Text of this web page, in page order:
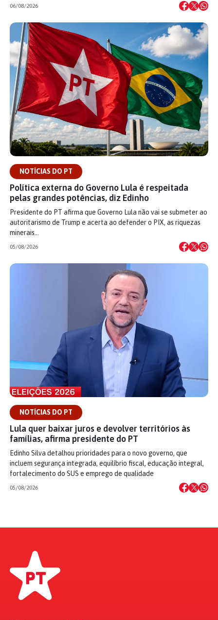
06/08/2026
NOTÍCIAS DO PT
Política externa do Governo Lula é respeitada
pelas grandes potências, diz Edinho
Presidente do PT afirma que Governo Lula não vai se submeter ao
autoritarismo de Trump e acerta ao defender o PIX, as riquezas
minerais…
05/08/2026
NOTÍCIAS DO PT
Lula quer baixar juros e devolver territórios às
famílias, afirma presidente do PT
Edinho Silva detalhou prioridades para o novo governo, que
incluem segurança integrada, equilíbrio fiscal, educação integral,
fortalecimento do SUS e emprego de qualidade
05/08/2026